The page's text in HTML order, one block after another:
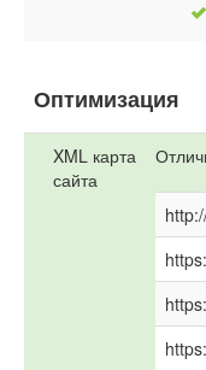
Оптимизация
XML карта
сайта